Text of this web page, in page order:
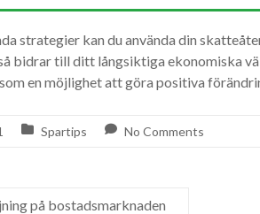
strategier kan du använda din
bidrar till ditt långsiktiga ekonomiska
en möjlighet att göra positiva
Spartips No Comments
på bostadsmarknaden